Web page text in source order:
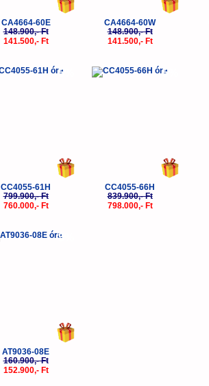
CA4664-60E
148.900,- Ft
141.500,- Ft
CA4664-60W
148.900,- Ft
141.500,- Ft
-5%
CC4055-61H
799.900,- Ft
760.000,- Ft
-5%
CC4055-66H
839.900,- Ft
798.000,- Ft
-5%
AT9036-08E
160.900,- Ft
152.900,- Ft